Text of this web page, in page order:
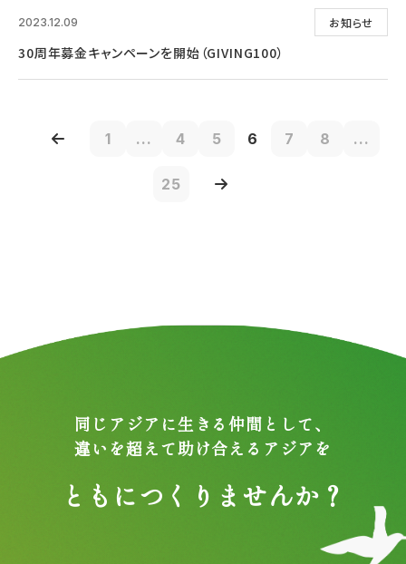
お知らせ
2023.12.09
30周年募金キャンペーンを開始（GIVING100）
1 ... 4 5 6 7 8 ...
25
同じアジアに生きる仲間として、
違いを超えて助け合えるアジアを
ともにつくりませんか？